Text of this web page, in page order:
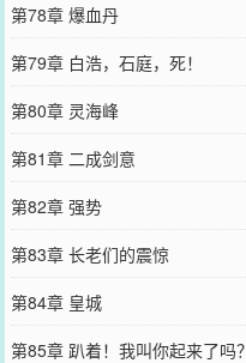
第78章 爆血丹
第79章 白浩，石庭，死！
第80章 灵海峰
第81章 二成剑意
第82章 强势
第83章 长老们的震惊
第84章 皇城
第85章 趴着！我叫你起来了吗？